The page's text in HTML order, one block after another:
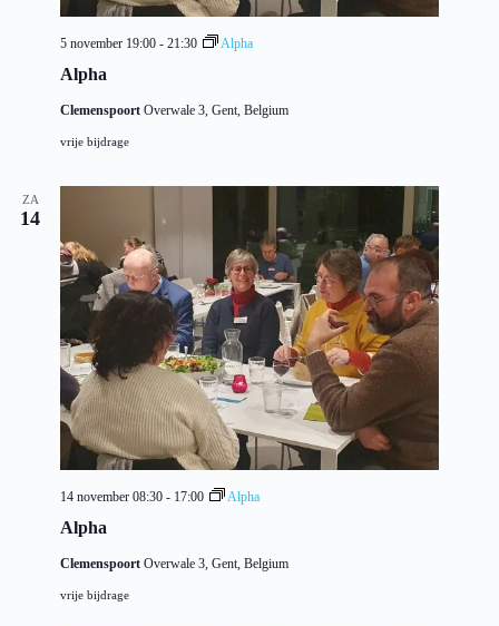
Alpha
5 november 19:00 - 21:30 Alpha
Clemenspoort Overwale 3, Gent, Belgium
vrije bijdrage
ZA
14
Alpha
14 november 08:30 - 17:00 Alpha
Clemenspoort Overwale 3, Gent, Belgium
vrije bijdrage